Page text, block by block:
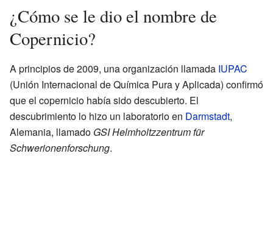
¿Cómo se le dio el nombre de
Copernicio?
A principios de 2009, una organización llamada IUPAC
(Unión Internacional de Química Pura y Aplicada) confirmó
que el copernicio había sido descubierto. El
descubrimiento lo hizo un laboratorio en Darmstadt,
Alemania, llamado GSI Helmholtzzentrum für
Schwerionenforschung.